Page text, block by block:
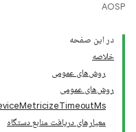
AOSP
در این صفحه
خلاصه
روش‌های عمومی
روش‌های عمومی
معیارهای دریافت منابع دستگاه